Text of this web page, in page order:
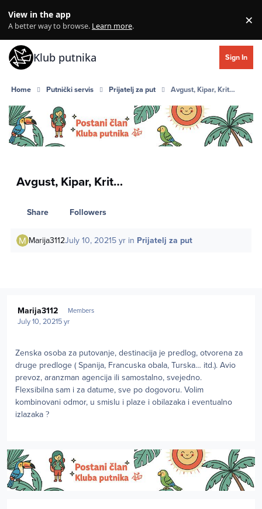
View in the app
A better way to browse. Learn more. ×
Klub putnika Sign In
Home Putnički servis Prijatelj za put Avgust, Kipar, Krit…
Avgust, Kipar, Krit…
Share Followers
Marija3112July 10, 20215 yr in Prijatelj za put
Marija3112 Members
July 10, 20215 yr
Zenska osoba za putovanje, destinacija je predlog, otvorena za
druge predloge ( Spanija, Francuska obala, Turska… itd.). Avio
prevoz, aranzman agencija ili samostalno, svejedno.
Flexsibilna sam i za datume, sve po dogovoru. Volim
kombinovani odmor, u smislu i plaze i obilazaka i eventualno
izlazaka ?